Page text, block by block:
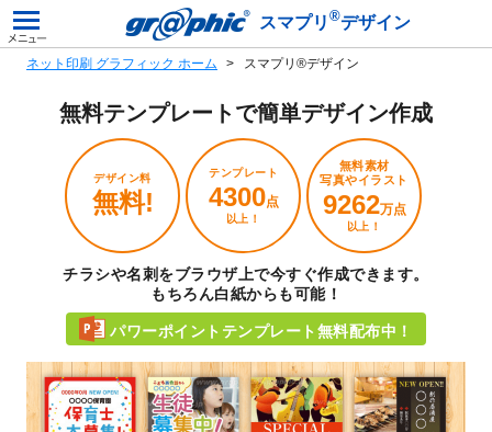
スマプリ ®デザイン
ネット印刷 グラフィック ホーム スマプリ®デザイン
無料テンプレートで簡単デザイン作成
デザイン料
無料!
テンプレート
4300点
以上！
無料素材
写真やイラスト
9262万点
以上！
チラシや名刺をブラウザ上で今すぐ作成できます。
もちろん白紙からも可能！
パワーポイントテンプレート無料配布中！